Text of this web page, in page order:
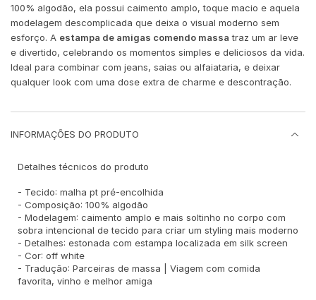
100% algodão, ela possui caimento amplo, toque macio e aquela
modelagem descomplicada que deixa o visual moderno sem
esforço. A estampa de amigas comendo massa traz um ar leve
e divertido, celebrando os momentos simples e deliciosos da vida.
Ideal para combinar com jeans, saias ou alfaiataria, e deixar
qualquer look com uma dose extra de charme e descontração.
INFORMAÇÕES DO PRODUTO
Detalhes técnicos do produto
- Tecido: malha pt pré-encolhida
- Composição: 100% algodão
- Modelagem: caimento amplo e mais soltinho no corpo com
sobra intencional de tecido para criar um styling mais moderno
- Detalhes: estonada com estampa localizada em silk screen
- Cor: off white
- Tradução: Parceiras de massa | Viagem com comida
favorita, vinho e melhor amiga